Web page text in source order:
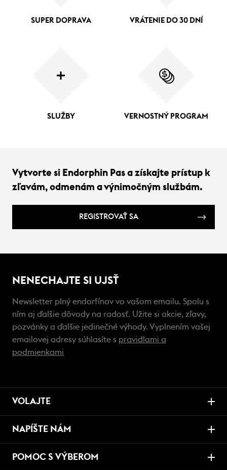
SUPER DOPRAVA VRÁTENIE DO 30 DNÍ
SLUŽBY VERNOSTNÝ PROGRAM
Vytvorte si Endorphin Pas a získajte prístup k
zľavám, odmenám a výnimočným službám.
REGISTROVAŤ SA
NENECHAJTE SI UJSŤ
Newsletter plný endorfínov vo vašom emailu. Spolu s
ním aj ďalšie dôvody na radosť. Užite si akcie, zľavy,
pozvánky a ďalšie jedinečné výhody. Vyplnením vašej
emailovej adresy súhlasíte s pravidlami a
podmienkami
VOLAJTE
NAPÍŠTE NÁM
POMOC S VÝBEROM